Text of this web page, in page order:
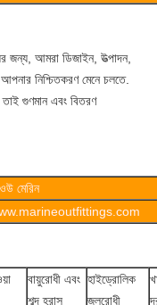
জন্য, আমরা ডিজাইন, উত্পাদন,
নিশ্চিতকরণ মেনে চলতে.
গুণমান এবং বিতরণ
মেরিন
বায়ুরোধী এবং
শব্দ হ্রাস
হাইড্রোলিক
জলরোধী